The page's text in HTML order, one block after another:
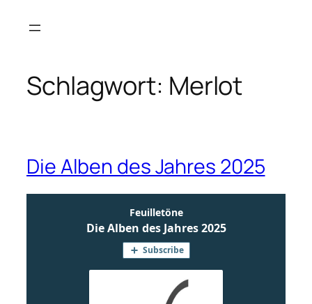
Inhalt
Schlagwort: Merlot
Die Alben des Jahres 2025